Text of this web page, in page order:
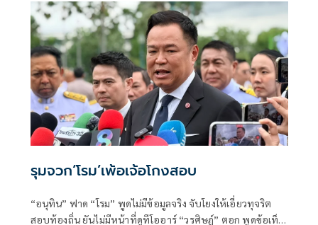
รุมจวก‘โรม’เพ้อเจ้อโกงสอบ
“อนุทิน” ฟาด “โรม” พูดไม่มีข้อมูลจริง จับโยงให้เอี่ยวทุจริต
สอบท้องถิ่น ยันไม่มีหน้าที่ดูทีโออาร์ “วรศิษฎ์” ตอก พูดข้อเท็จ